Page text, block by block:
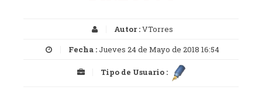
Autor :VTorres
Fecha :Jueves 24 de Mayo de 2018 16:54
Tipo de Usuario :